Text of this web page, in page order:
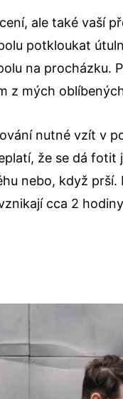
ale také vaší
potkloukat
na procházku.
z mých
nutné vzít v
že se dá fotit
nebo, když
cca 2